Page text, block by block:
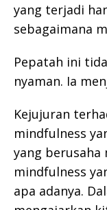
yang terjadi
sebagaimana
Pepatah ini
nyaman. Ia
Kejujuran
mindfulness
yang berusaha
mindfulness
apa adanya.